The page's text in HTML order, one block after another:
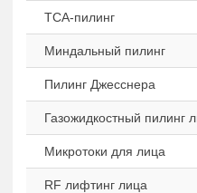
ТСА-пилинг
Миндальный пилинг
Пилинг Джесснера
Газожидкостный пилинг
Микротоки для лица
RF лифтинг лица